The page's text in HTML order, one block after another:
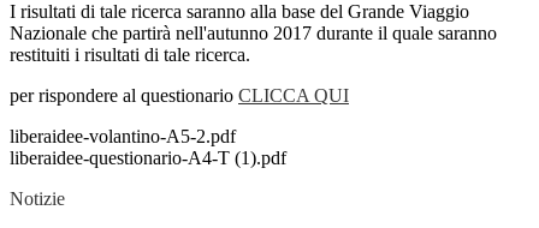
I risultati di tale ricerca saranno alla base del Grande Viaggio
Nazionale che partirà nell'autunno 2017 durante il quale saranno
restituiti i risultati di tale ricerca.
per rispondere al questionario CLICCA QUI
liberaidee-volantino-A5-2.pdf
liberaidee-questionario-A4-T (1).pdf
Notizie